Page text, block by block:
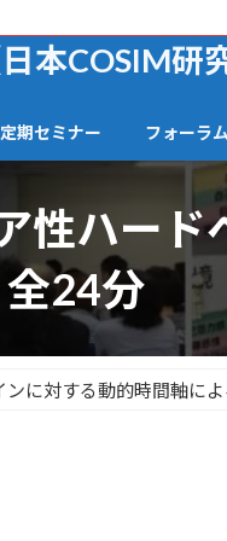
本COSIM研
定期セミナー フォーラム
性ハー
24分
に対する動的時間軸に